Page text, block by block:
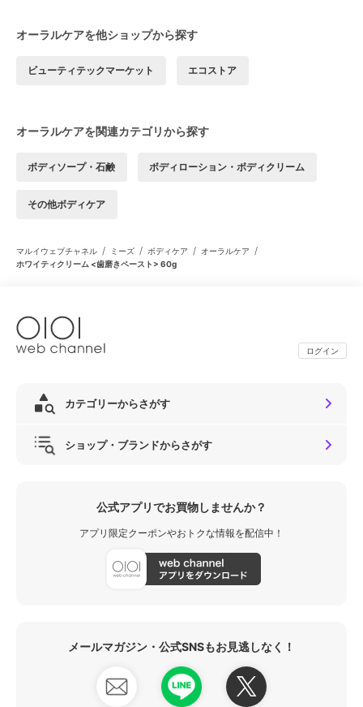
オーラルケアを他ショップから探す
ビューティテックマーケット エコストア
オーラルケアを関連カテゴリから探す
ボディソープ・石鹸 ボディローション・ボディクリーム
その他ボディケア
マルイウェブチャネル / ミーズ / ボディケア / オーラルケア /
ホワイティクリーム <歯磨きペースト> 60g
ログイン
カテゴリーからさがす
ショップ・ブランドからさがす
公式アプリでお買物しませんか？
アプリ限定クーポンやおトクな情報を配信中！
メールマガジン・公式SNSもお見逃しなく！